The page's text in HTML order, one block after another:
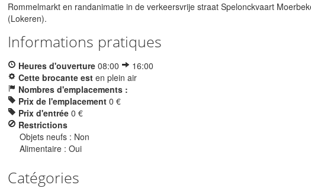
Rommelmarkt en randanimatie in de verkeersvrije straat Spelonckvaart
(Lokeren).
Informations pratiques
Heures d'ouverture 08:00
16:00
Cette brocante est en plein air
Nombres d'emplacements :
Prix de l'emplacement 0 €
Prix d'entrée 0 €
Restrictions
Objets neufs : Non
Alimentaire : Oui
Catégories